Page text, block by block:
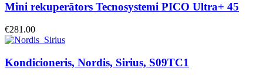
Mini rekuperātors Tecnosystemi PICO Ultra+ 45
€281.00
Kondicioneris, Nordis, Sirius, S09TC1